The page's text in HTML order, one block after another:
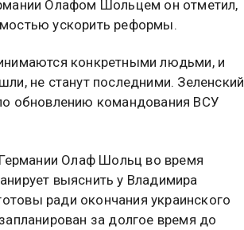
Олафом Шольцем он отметил,
ускорить реформы.
конкретными людьми, и
не станут последними. Зеленский
обновлению командования ВСУ
Олаф Шольц во время
выяснить у Владимира
ради окончания украинского
за долгое время до